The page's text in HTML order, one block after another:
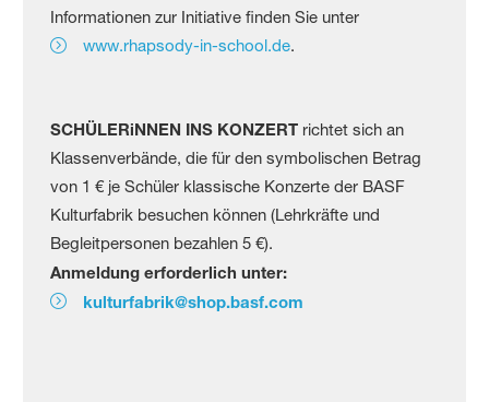
Informationen zur Initiative finden Sie unter
www.rhapsody-in-school.de.
SCHÜLERiNNEN INS KONZERT richtet sich an
Klassenverbände, die für den symbolischen Betrag
von 1 € je Schüler klassische Konzerte der BASF
Kulturfabrik besuchen können (Lehrkräfte und
Begleitpersonen bezahlen 5 €).
Anmeldung erforderlich unter:
kulturfabrik@shop.basf.com